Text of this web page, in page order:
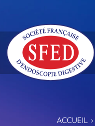
ACCUEIL